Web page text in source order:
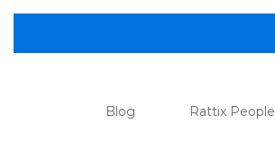
Blog Rattix People